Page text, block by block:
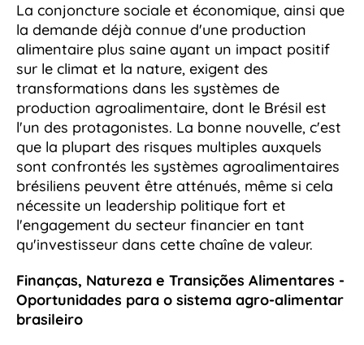
La conjoncture sociale et économique, ainsi que
la demande déjà connue d'une production
alimentaire plus saine ayant un impact positif
sur le climat et la nature, exigent des
transformations dans les systèmes de
production agroalimentaire, dont le Brésil est
l'un des protagonistes. La bonne nouvelle, c'est
que la plupart des risques multiples auxquels
sont confrontés les systèmes agroalimentaires
brésiliens peuvent être atténués, même si cela
nécessite un leadership politique fort et
l'engagement du secteur financier en tant
qu'investisseur dans cette chaîne de valeur.
Finanças, Natureza e Transições Alimentares -
Oportunidades para o sistema agro-alimentar
brasileiro